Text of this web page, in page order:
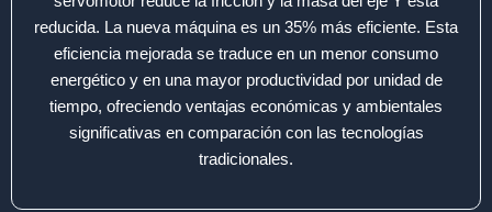
reducida. La nueva máquina es un 35% más eficiente. Esta
eficiencia mejorada se traduce en un menor consumo
energético y en una mayor productividad por unidad de
tiempo, ofreciendo ventajas económicas y ambientales
significativas en comparación con las tecnologías
tradicionales.